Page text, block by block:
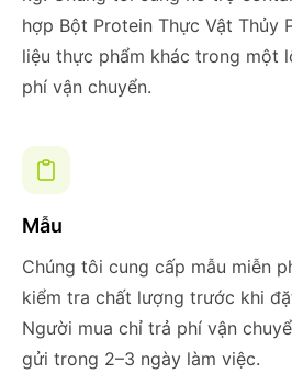
hợp Bột Protein Thực Vật Thủy
liệu thực phẩm khác trong một
phí vận chuyển.
Mẫu
Chúng tôi cung cấp mẫu miễn
kiểm tra chất lượng trước khi
Người mua chỉ trả phí vận
gửi trong 2–3 ngày làm việc.